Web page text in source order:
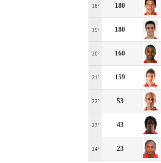
18º 180
19º 180
20º 160
21º 159
22º 53
23º 43
24º 23